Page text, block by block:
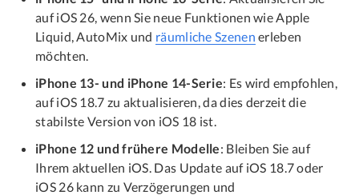
auf iOS 26, wenn Sie neue Funktionen wie Apple
Liquid, AutoMix und räumliche Szenen erleben
möchten.
iPhone 13- und iPhone 14-Serie: Es wird empfohlen,
auf iOS 18.7 zu aktualisieren, da dies derzeit die
stabilste Version von iOS 18 ist.
iPhone 12 und frühere Modelle: Bleiben Sie auf
Ihrem aktuellen iOS. Das Update auf iOS 18.7 oder
iOS 26 kann zu Verzögerungen und